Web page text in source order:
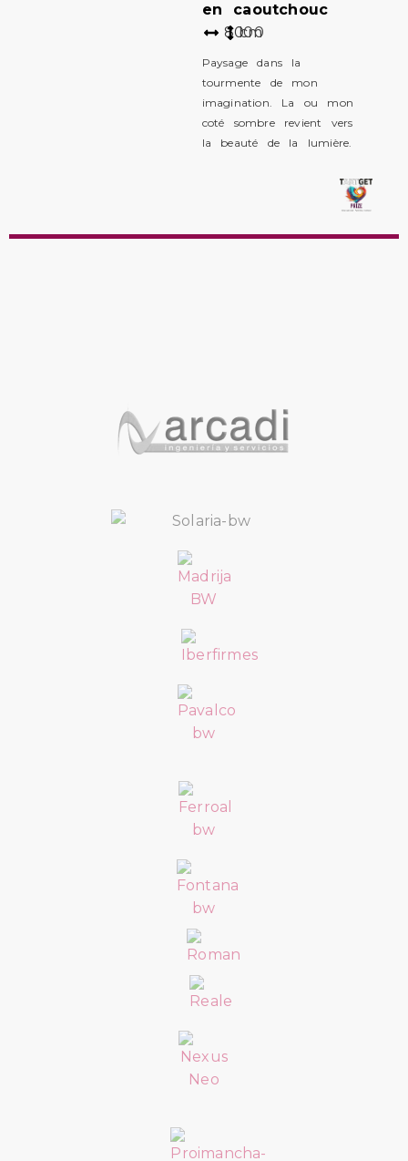
en caoutchouc
80100
cm
Paysage dans la
tourmente de mon
imagination. La ou mon
coté sombre revient vers
la beauté de la lumière.